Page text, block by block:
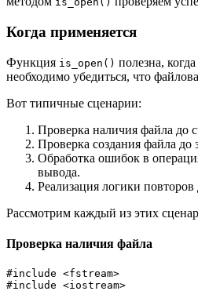
Когда применяется
Функция is_open() полезна,
необходимо убедиться, что
Вот типичные сценарии:
Проверка наличия файла до
Проверка создания файла до
Обработка ошибок в
вывода.
Реализация логики
Рассмотрим каждый из этих
Проверка наличия файла
#include <fstream>
#include <iostream>